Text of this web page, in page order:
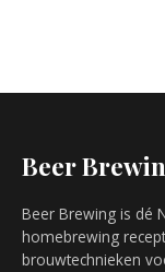
Beer
Beer Brewing is dé
homebrewing
brouwtechnieken